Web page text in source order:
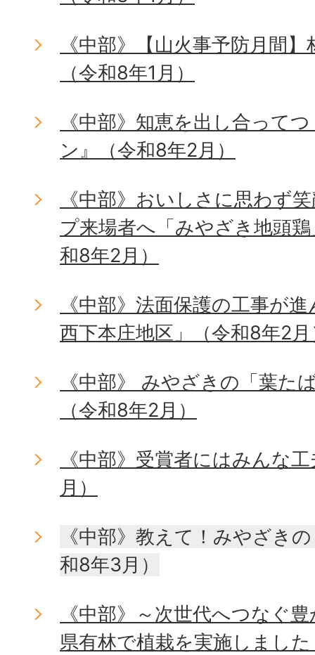
《中部》【山火事予防月間
（令和8年1月）
《中部》知恵を出し合って
ン』（令和8年2月）
《中部》おいしさに思わず
プ来場者へ「みやざき地頭
和8年2月）
《中部》法面保護の工事が
西下本庄地区」（令和8年2
《中部》 みやざきの「葉た
（令和8年2月）
《中部》受賞者にはみんな
月）
《中部》教えて！みやざき
和8年3月）
《中部》～次世代へつなぐ
県有林で植栽を実施しまし